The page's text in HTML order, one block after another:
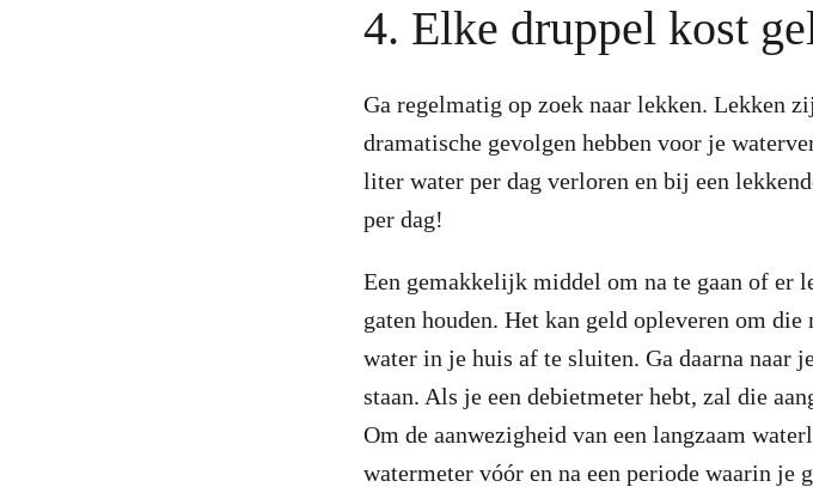
4. Elke druppel kost
Ga regelmatig op zoek naar lekken. Lekken
dramatische gevolgen hebben voor je
liter water per dag verloren en bij een
per dag!
Een gemakkelijk middel om na te gaan of er
gaten houden. Het kan geld opleveren om
water in je huis af te sluiten. Ga daarna naar
staan. Als je een debietmeter hebt, zal die
Om de aanwezigheid van een langzaam
watermeter vóór en na een periode waarin je